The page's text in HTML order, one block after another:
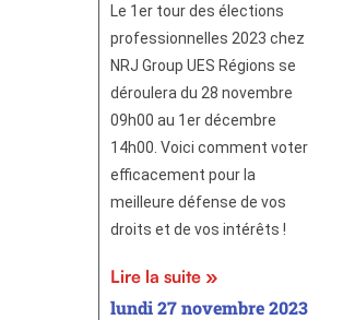
Le 1er tour des élections
professionnelles 2023 chez
NRJ Group UES Régions se
déroulera du 28 novembre
09h00 au 1er décembre
14h00. Voici comment voter
efficacement pour la
meilleure défense de vos
droits et de vos intérêts !
Lire la suite »
lundi 27 novembre 2023